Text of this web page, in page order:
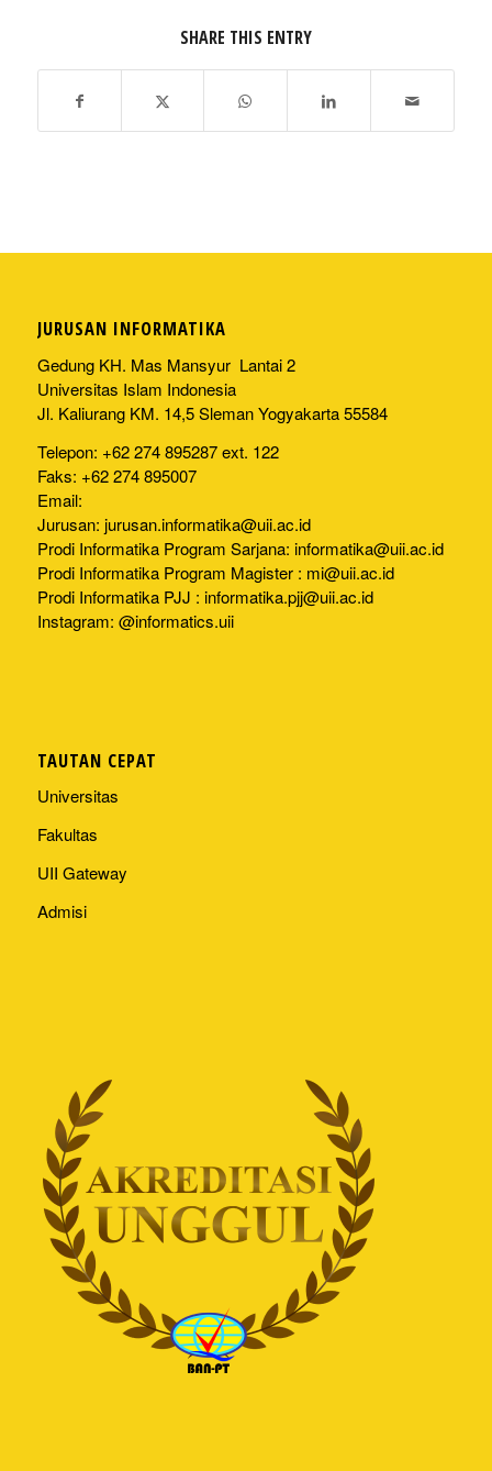
SHARE THIS ENTRY
JURUSAN INFORMATIKA
Gedung KH. Mas Mansyur Lantai 2
Universitas Islam Indonesia
Jl. Kaliurang KM. 14,5 Sleman Yogyakarta 55584
Telepon: +62 274 895287 ext. 122
Faks: +62 274 895007
Email:
Jurusan: jurusan.informatika@uii.ac.id
Prodi Informatika Program Sarjana: informatika@uii.ac.id
Prodi Informatika Program Magister : mi@uii.ac.id
Prodi Informatika PJJ : informatika.pjj@uii.ac.id
Instagram: @informatics.uii
TAUTAN CEPAT
Universitas
Fakultas
UII Gateway
Admisi